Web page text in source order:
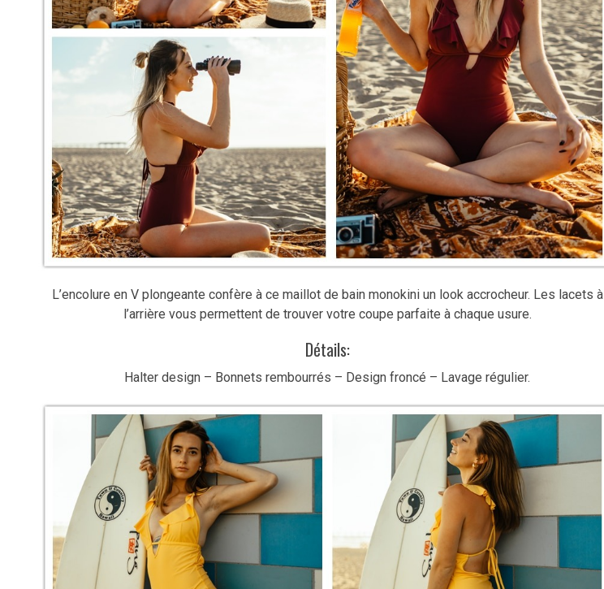
L’encolure en V plongeante confère à ce maillot de bain monokini un look accrocheur. Les lacets à
l’arrière vous permettent de trouver votre coupe parfaite à chaque usure.
Détails:
Halter design – Bonnets rembourrés – Design froncé – Lavage régulier.